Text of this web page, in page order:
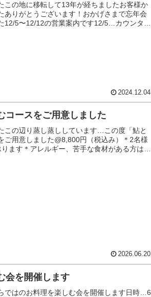
この地に移転して13年が経ちましたお客様か
ありがとうございます！おかげさまで忘年会
12/5〜12/12の営業案内です12/5…カウンター
2024.12.04
コースをご用意しました
この辺り蒸し蒸ししています…この度「鮎と
ご用意しました@8,800円（税込み）＊2名様
ます＊アレルギー、苦手な食材がある方は予
2026.06.20
会を開催します
ではのお料理を楽しむ会を開催します日時…6